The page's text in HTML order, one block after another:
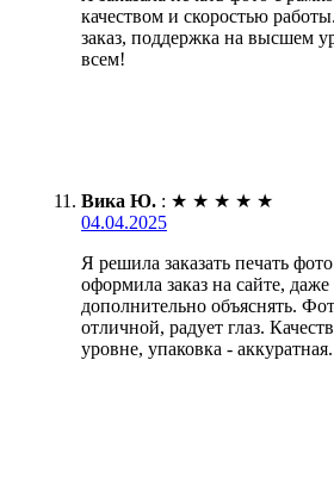
качеством и скоростью
заказ, поддержка на высшем
всем!
Вика Ю. : ★ ★ ★ ★ ★
04.04.2025
Я решила заказать печать
оформила заказ на сайте,
дополнительно объяснять.
отличной, радует глаз.
уровне, упаковка -